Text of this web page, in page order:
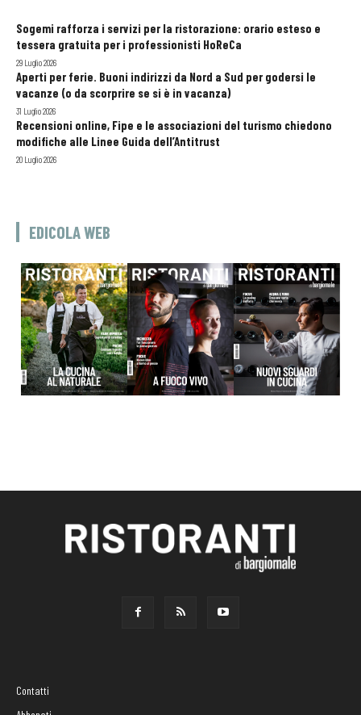
Sogemi rafforza i servizi per la ristorazione: orario esteso e
tessera gratuita per i professionisti HoReCa
29 Luglio 2026
Aperti per ferie. Buoni indirizzi da Nord a Sud per godersi le
vacanze (o da scorprire se si è in vacanza)
31 Luglio 2026
Recensioni online, Fipe e le associazioni del turismo chiedono
modifiche alle Linee Guida dell’Antitrust
20 Luglio 2026
EDICOLA WEB
Contatti